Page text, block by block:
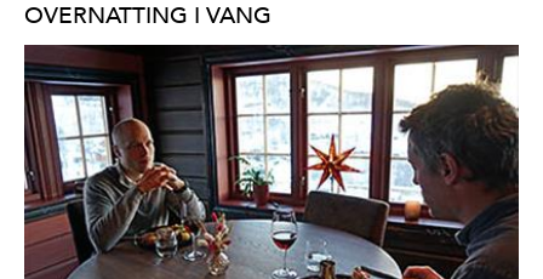
OVERNATTING I VANG